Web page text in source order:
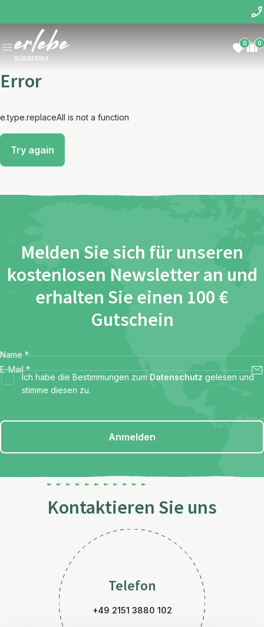
SÜDAFRIKA
0 0
Error
e.type.replaceAll is not a function
Try again
Melden Sie sich für unseren
kostenlosen Newsletter an und
erhalten Sie einen 100 €
Gutschein
Name *
E-Mail *
Ich habe die Bestimmungen zum Datenschutz gelesen und
stimme diesen zu.
Anmelden
Kontaktieren Sie uns
Telefon
+49 2151 3880 102